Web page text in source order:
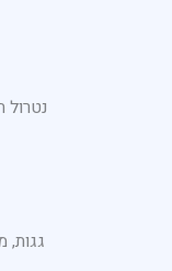
נטרול
גגות,